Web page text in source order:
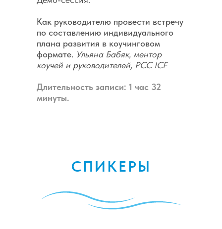
Как руководителю провести встречу
по составлению индивидуального
плана развития в коучинговом
формате. Ульяна Бабяк, ментор
коучей и руководителей, PCC ICF
Длительность записи: 1 час 32
минуты.
СПИКЕРЫ